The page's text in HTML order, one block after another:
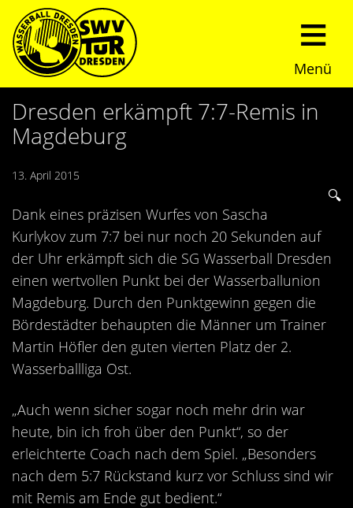
Menü
Start
Verein
Trainingszeiten
Sommerturnier
Presseberichte
Fotos
Bekleidung
News
Nachwuchs
Fundraising
Kontakt
Dresden erkämpft 7:7-Remis in
Magdeburg
13. April 2015
Dank eines präzisen Wurfes von Sascha
Kurlykov zum 7:7 bei nur noch 20 Sekunden auf
der Uhr erkämpft sich die SG Wasserball Dresden
einen wertvollen Punkt bei der Wasserballunion
Magdeburg. Durch den Punktgewinn gegen die
Bördestädter behaupten die Männer um Trainer
Martin Höfler den guten vierten Platz der 2.
Wasserballliga Ost.
„Auch wenn sicher sogar noch mehr drin war
heute, bin ich froh über den Punkt“, so der
erleichterte Coach nach dem Spiel. „Besonders
nach dem 5:7 Rückstand kurz vor Schluss sind wir
mit Remis am Ende gut bedient.“